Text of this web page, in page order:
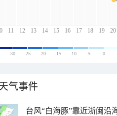
11 12 13 14 15 16 17 18 19 20
-30 -25 -20 -15 -10 -5 0
气事件
台风“白海豚”靠近浙闽沿